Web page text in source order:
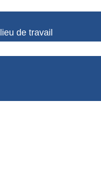
de travail